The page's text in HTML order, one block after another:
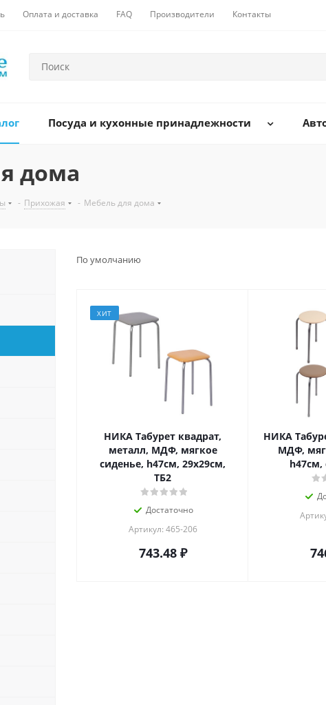
Оплата и доставка FAQ Производители Контакты
Посуда и кухонные принадлежности
дома
- Прихожая - Мебель для дома
По умолчанию
ХИТ
НИКА Табурет квадрат,
металл, МДФ, мягкое
сиденье, h47см, 29x29см,
ТБ2
Достаточно
Артикул: 465-206
743.48₽
НИКА
МДФ,
h47см,